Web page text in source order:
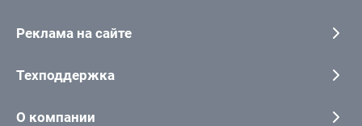
Реклама на сайте
Техподдержка
О компании